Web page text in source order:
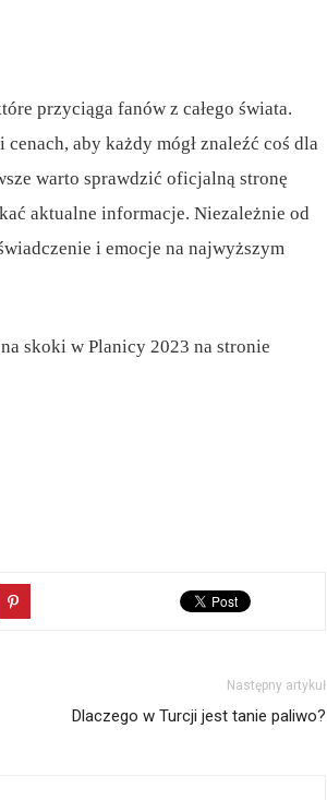
przyciąga fanów z całego świata.
aby każdy mógł znaleźć coś dla
warto sprawdzić oficjalną stronę
aktualne informacje. Niezależnie od
i emocje na najwyższym
skoki w Planicy 2023 na stronie
Następny artykuł
Dlaczego w Turcji jest tanie paliwo?